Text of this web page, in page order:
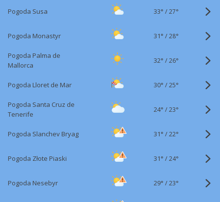
Pogoda Susa 33° /27°
Pogoda Monastyr 31° /28°
Pogoda Palma de
Mallorca
32° /26°
Pogoda Lloret de Mar 30° /25°
Pogoda Santa Cruz de
Tenerife
24° /23°
Pogoda Slanchev Bryag 31° /22°
Pogoda Złote Piaski 31° /24°
Pogoda Nesebyr 29° /23°